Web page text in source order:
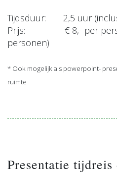
Tijdsduur: 2,5 uur
Prijs: € 8,- per
personen)
* Ook mogelijk als powerpoint-
ruimte
Presentatie tijdreis